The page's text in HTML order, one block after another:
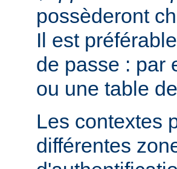
possèderont
Il est
de passe : par
ou une table
Les contextes
différentes